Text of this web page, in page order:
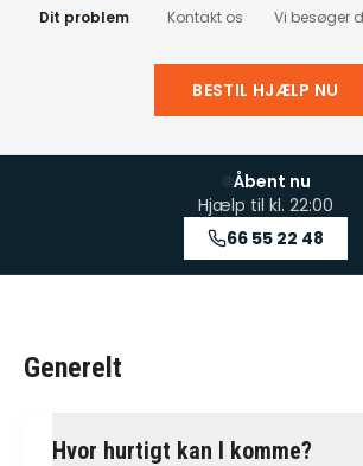
Dit problem Kontakt os Vi besøger
BESTIL HJÆLP NU
Åbent nu
Hjælp til kl. 22:00
66 55 22 48
Generelt
Hvor hurtigt kan I komme?